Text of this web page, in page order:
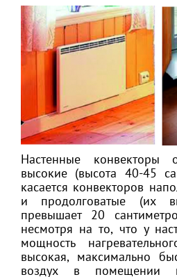
Настенные конвекторы
высокие (высота 40-45
касается конвекторов
и продолговатые (их
превышает 20
несмотря на то, что у
мощность
высокая, максимально
воздух в помещении